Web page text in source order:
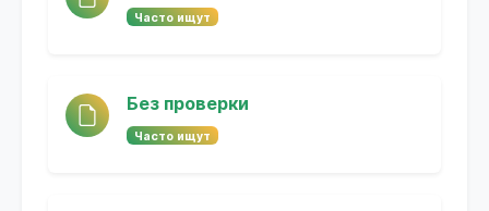
Часто ищут
Без проверки
Часто ищут